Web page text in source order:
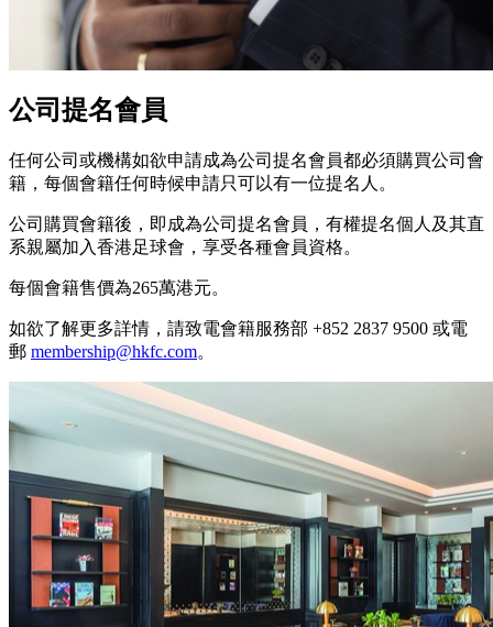
公司提名會員
任何公司或機構如欲申請成為公司提名會員都必須購買公司會
籍，每個會籍任何時候申請只可以有一位提名人。
公司購買會籍後，即成為公司提名會員，有權提名個人及其直
系親屬加入香港足球會，享受各種會員資格。
每個會籍售價為265萬港元。
如欲了解更多詳情，請致電會籍服務部 +852 2837 9500 或電
郵 membership@hkfc.com。